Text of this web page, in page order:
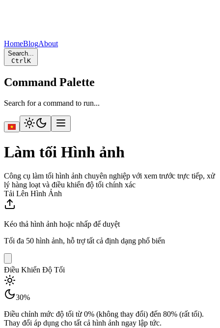
HomeBlogAbout
Search...
CtrlK
Command Palette
Search for a command to run...
Làm tối Hình ảnh
Công cụ làm tối hình ảnh chuyên nghiệp với xem trước trực tiếp, xử
lý hàng loạt và điều khiển độ tối chính xác
Tải Lên Hình Ảnh
Kéo thả hình ảnh hoặc nhấp để duyệt
Tối đa 50 hình ảnh, hỗ trợ tất cả định dạng phổ biến
Điều Khiển Độ Tối
30%
Điều chỉnh mức độ tối từ 0% (không thay đổi) đến 80% (rất tối).
Thay đổi áp dụng cho tất cả hình ảnh ngay lập tức.